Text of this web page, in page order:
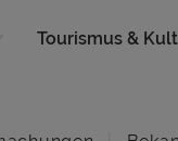
Tourismus &